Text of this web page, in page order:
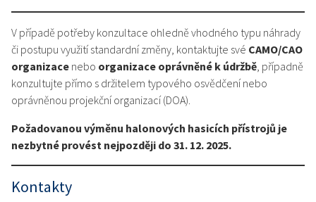
V případě potřeby konzultace ohledně vhodného typu náhrady
či postupu využití standardní změny, kontaktujte své CAMO/CAO
organizace nebo organizace oprávněné k údržbě, případně
konzultujte přímo s držitelem typového osvědčení nebo
oprávněnou projekční organizací (DOA).
Požadovanou výměnu halonových hasicích přístrojů je
nezbytné provést nejpozději do 31. 12. 2025.
Kontakty